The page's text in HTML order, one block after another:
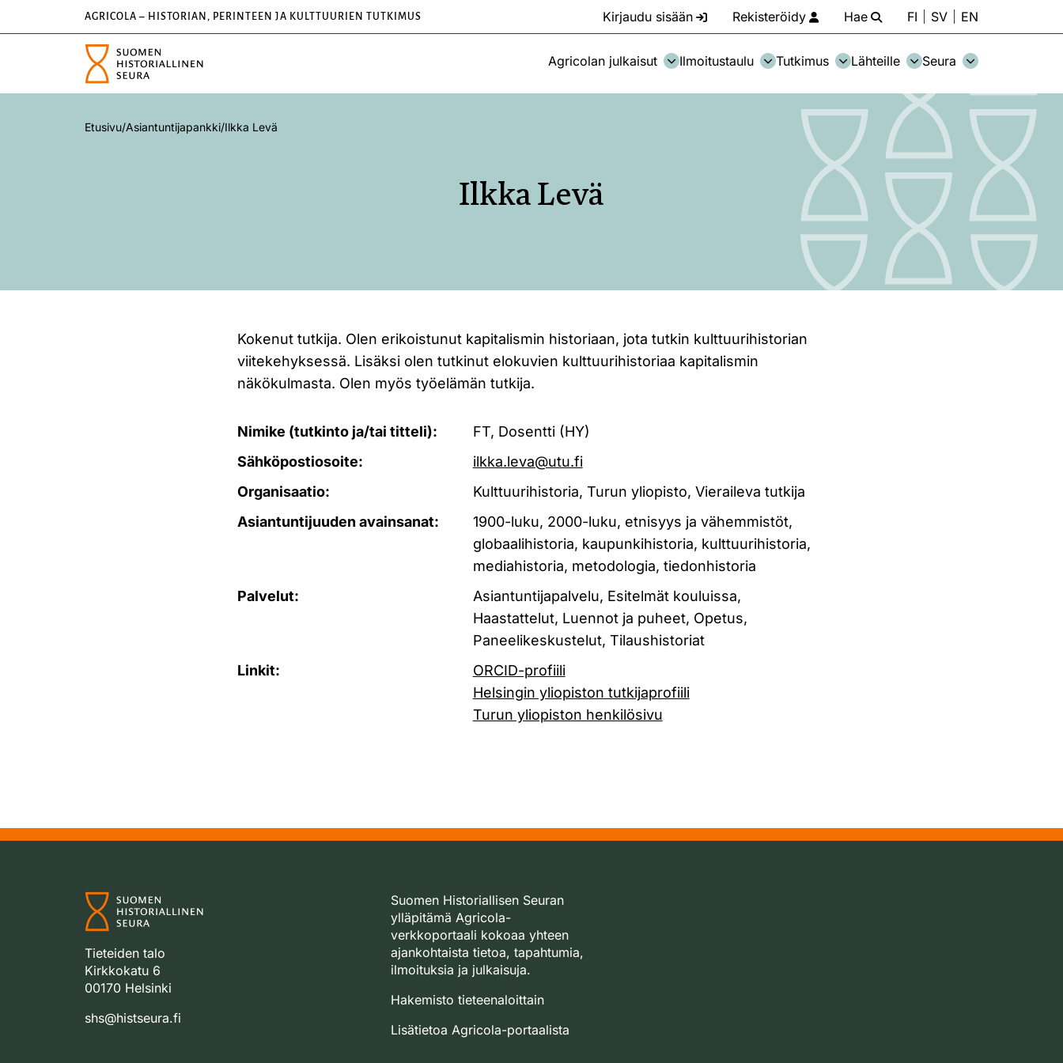
AGRICOLA – HISTORIAN, PERINTEEN JA KULTTUURIEN TUTKIMUS Kirjaudu sisään Rekisteröidy Hae FI SV EN
Agricolan julkaisut Ilmoitustaulu Tutkimus Lähteille Seura
Etusivu/Asiantuntijapankki/Ilkka Levä
Ilkka Levä
Kokenut tutkija. Olen erikoistunut kapitalismin historiaan, jota tutkin kulttuurihistorian
viitekehyksessä. Lisäksi olen tutkinut elokuvien kulttuurihistoriaa kapitalismin
näkökulmasta. Olen myös työelämän tutkija.
Nimike (tutkinto ja/tai titteli):
FT, Dosentti (HY)
Sähköpostiosoite:
ilkka.leva@utu.fi
Organisaatio:
Kulttuurihistoria, Turun yliopisto, Vieraileva tutkija
Asiantuntijuuden avainsanat:
1900-luku, 2000-luku, etnisyys ja vähemmistöt,
globaalihistoria, kaupunkihistoria, kulttuurihistoria,
mediahistoria, metodologia, tiedonhistoria
Palvelut:
Asiantuntijapalvelu, Esitelmät kouluissa,
Haastattelut, Luennot ja puheet, Opetus,
Paneelikeskustelut, Tilaushistoriat
Linkit:
ORCID-profiili
Helsingin yliopiston tutkijaprofiili
Turun yliopiston henkilösivu
Tieteiden talo
Kirkkokatu 6
00170 Helsinki
shs@histseura.fi
Suomen Historiallisen Seuran
ylläpitämä Agricola-
verkkoportaali kokoaa yhteen
ajankohtaista tietoa, tapahtumia,
ilmoituksia ja julkaisuja.
Hakemisto tieteenaloittain
Lisätietoa Agricola-portaalista